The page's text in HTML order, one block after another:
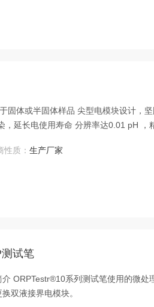
固体或半固体样品 尖型电模块设计，
延长电使用寿命 分辨率达0.01 pH ，
IP67防水等级
性质：生产厂家
试笔
ORPTestr®10系列测试笔使用的微处
双液接界电模块。